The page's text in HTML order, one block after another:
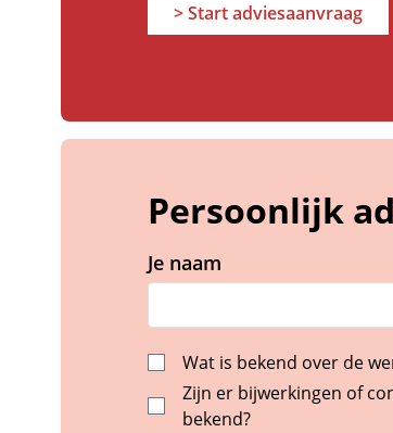
> Start adviesaanvraag
Persoonlijk
Je naam
Wat is bekend over de
Zijn er bijwerkingen of
bekend?